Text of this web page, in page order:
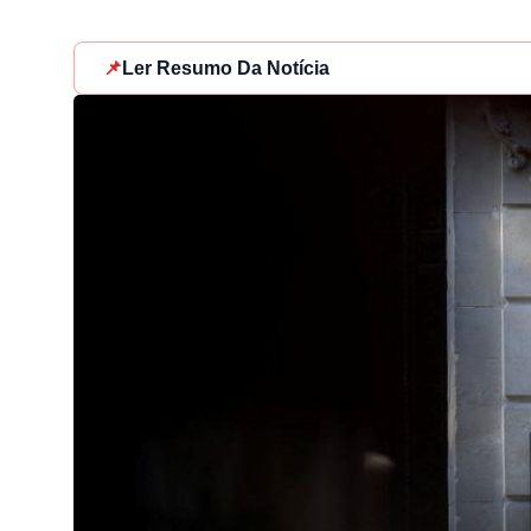
📌 Ler Resumo Da Notícia